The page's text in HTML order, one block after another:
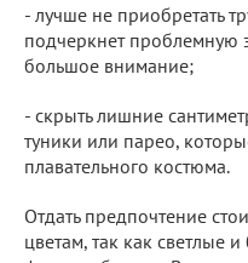
- лучше не приобретать
подчеркнет проблемную
большое внимание;
- скрыть лишние
туники или парео,
плавательного костюма.
Отдать предпочтение
цветам, так как светлые